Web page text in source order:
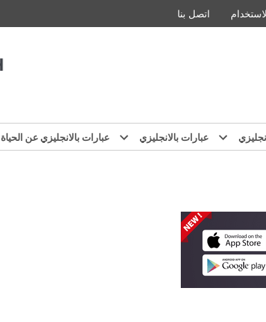
اتصل بنا
عبارات بالانجليزي عبارات بالانجليزي عن الحياة